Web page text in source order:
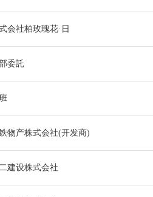
会社柏玫瑰花·日
委託
物产株式会社(开发商)
建设株式会社